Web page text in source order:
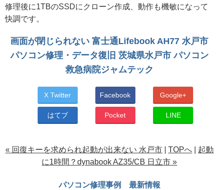
修理後に1TBのSSDにクローン作成、動作も機敏になって
快調です。
画面が閉じられない 富士通Lifebook AH77 水戸市
パソコン修理・データ復旧 茨城県水戸市 パソコン
救急病院ジャムテック
X Twitter Facebook Google+
はてブ Pocket LINE
« 回復キーを求められ起動が出来ない 水戸市 TOPへ
起動
に1時間？dynabook AZ35/CB 日立市 »
パソコン修理事例 最新情報